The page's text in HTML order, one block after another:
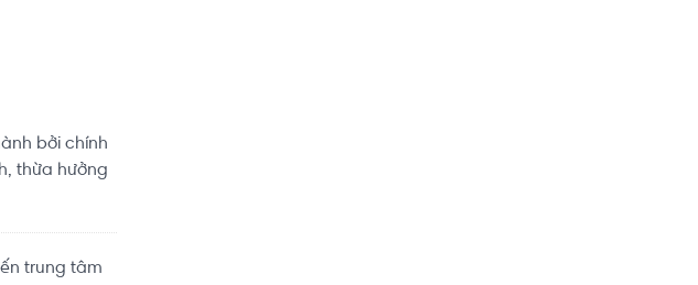
bởi chính
thừa hưởng
trung tâm